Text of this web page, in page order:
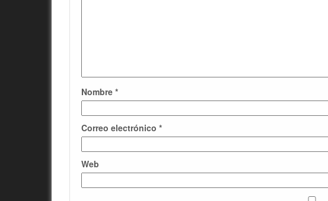
Nombre *
Correo electrónico *
Web